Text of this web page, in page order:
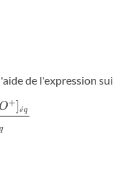
de l'expression
é
[H NO